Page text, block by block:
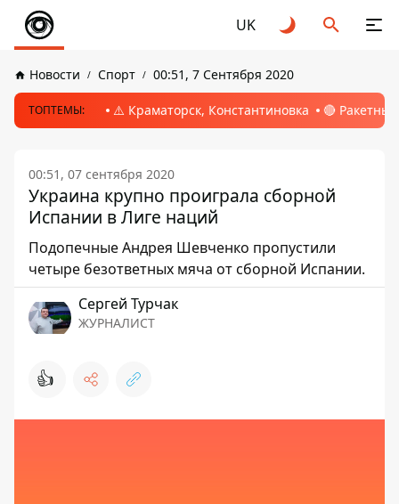
UK
Новости Спорт 00:51, 7 Сентября 2020
ТОПТЕМЫ: ⚠️ Краматорск, Константиновка 🔴
00:51, 07 сентября 2020
Украина крупно проиграла сборной
Испании в Лиге наций
Подопечные Андрея Шевченко пропустили
четыре безответных мяча от сборной Испании.
Сергей Турчак
ЖУРНАЛИСТ
👍